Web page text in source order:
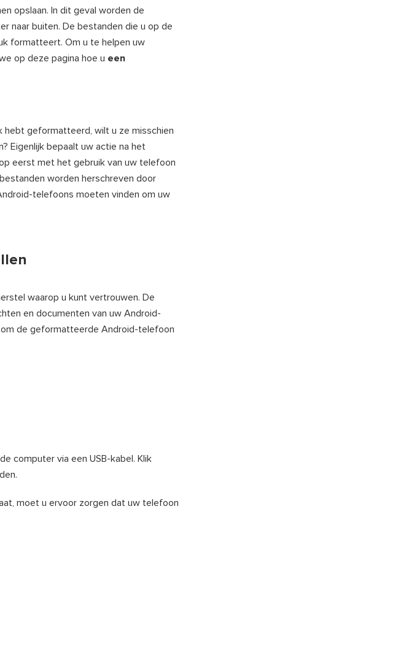
opslaan. In dit geval worden de
naar buiten. De bestanden die u op de
formatteert. Om u te helpen uw
op deze pagina hoe u een
hebt geformatteerd, wilt u ze misschien
Eigenlijk bepaalt uw actie na het
eerst met het gebruik van uw telefoon
worden herschreven door
telefoons moeten vinden om uw
waarop u kunt vertrouwen. De
en documenten van uw Android-
de geformatteerde Android-telefoon
computer via een USB-kabel. Klik
moet u ervoor zorgen dat uw telefoon